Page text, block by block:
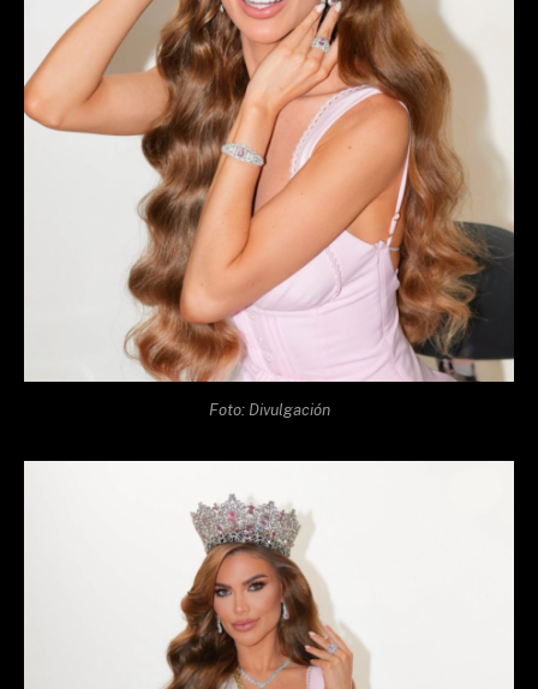
Foto: Divulgación